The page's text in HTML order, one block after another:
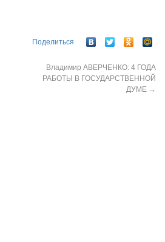
Поделиться
Владимир АВЕРЧЕНКО: 4 ГОДА
РАБОТЫ В ГОСУДАРСТВЕННОЙ
ДУМЕ →